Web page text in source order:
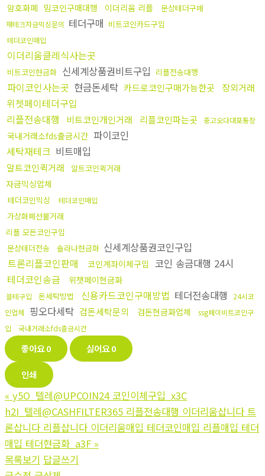
암호화폐 밈코인구매대행 이더리움 리플 문상테더구매
재테크자금믹싱문의 테더구매 비트코인카드구입
테더코인매입
이더리움클레식사는곳
비트코인현금화 신세계상품권비트구입 리플전송대행
파이코인사는곳 현금돈세탁 카드로코인구매가능한곳 장외거래
위쳇페이테더구입
리플전송대행
비트코인개인거래 리플코인파는곳 중고오다대포통장
국내거래소fds출금시간 파이코인
세탁재테크 비트매입
알트코인퀵거래 알트코인퀵거래
자금믹싱업체
테더코인믹싱 테더코인매입
가상화폐선물거래
리플 모든코인구입
문상테더전송
솔라나현금화 신세계상품권코인구입
트론리플코인판매
코인계좌이체구입 코인 송금대행 24시
테더코인송금
위챗페이현금화
블테구입 돈세탁방법 신용카드코인구매방법 테더전송대행
24시코
인업체
핑오다세탁 검돈세탁문의 검돈현금화업체
ssg페이비트코인구
입
국내거래소fds출금시간
좋아요0 싫어요0
인쇄
« y5O_텔레@UPCOIN24 코인이체구입_x3C
h2I_텔레@CASHFILTER365 리플전송대행 이더리움삽니다 트
론삽니다 리플삽니다 이더리움매입 테더코인매입 리플매입 테더
매입 테더현금화_a3F »
목록보기 답글쓰기